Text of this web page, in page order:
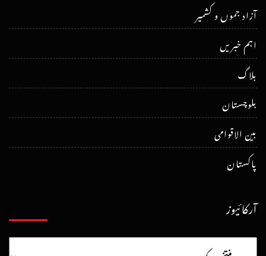
آزاد جموں و کشمیر
اہم خبریں
بلاگ
بلوچستان
بین الاقوامی
پاکستان
آرکائیوز